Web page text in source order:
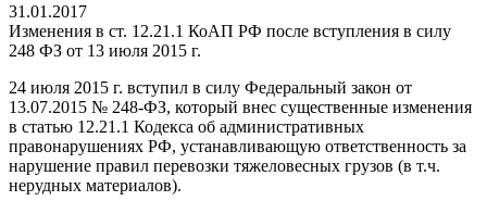
31.01.2017
Изменения в ст. 12.21.1 КоАП РФ после вступления в силу
248 ФЗ от 13 июля 2015 г.
24 июля 2015 г. вступил в силу Федеральный закон от
13.07.2015 № 248-ФЗ, который внес существенные изменения
в статью 12.21.1 Кодекса об административных
правонарушениях РФ, устанавливающую ответственность за
нарушение правил перевозки тяжеловесных грузов (в т.ч.
нерудных материалов).